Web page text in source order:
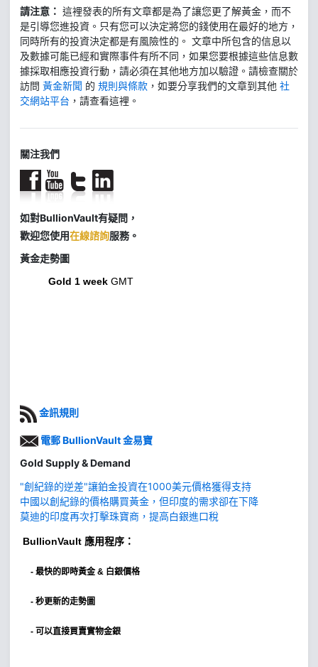
請注意： 這裡發表的所有文章都是為了讓您更了解黃金，而不
是引導您進投資。只有您可以決定將您的錢使用在最好的地方，
同時所有的投資決定都是有風險性的。 文章中所包含的信息以
及數據可能已經和實際事件有所不同，如果您要根據這些信息數
據採取相應投資行動，請必須在其他地方加以驗證。請檢查關於
訪問 黃金新聞 的 規則與條款 ，如要分享我們的文章到其他 社
交網站平台 ，請查看這裡。
關注我們
如對BullionVault有疑問，
歡迎您使用在線諮詢服務。
黃金走勢圖
Gold 1 week GMT
金訊規則
電郵 BullionVault 金易寶
Gold Supply & Demand
"創紀錄的逆差"讓鉑金投資在1000美元價格獲得支持
中國以創紀錄的價格購買黃金，但印度的需求卻在下降
莫迪的印度再次打擊珠寶商，提高白銀進口稅
BullionVault 應用程序：
- 最快的即時黃金 & 白銀價格
- 秒更新的走勢圖
- 可以直接買賣實物金銀